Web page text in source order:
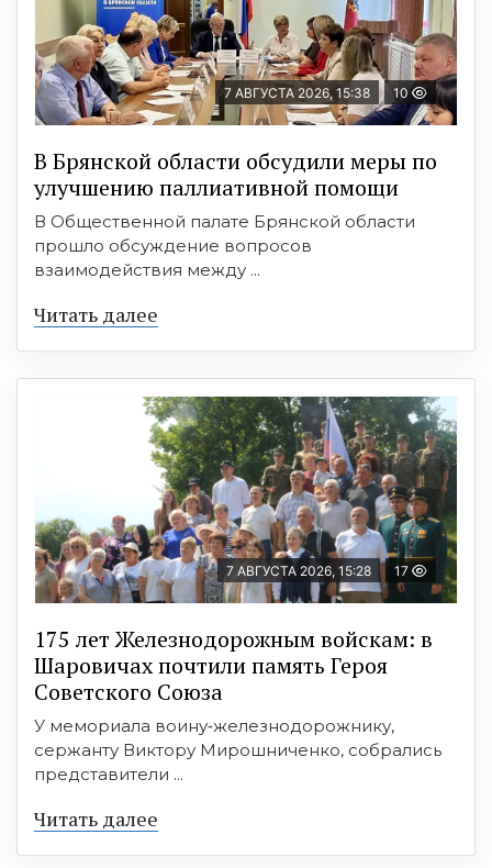
7 АВГУСТА 2026, 15:38 10
В Брянской области обсудили меры по
улучшению паллиативной помощи
В Общественной палате Брянской области
прошло обсуждение вопросов
взаимодействия между ...
Читать далее
7 АВГУСТА 2026, 15:28 17
175 лет Железнодорожным войскам: в
Шаровичах почтили память Героя
Советского Союза
У мемориала воину‑железнодорожнику,
сержанту Виктору Мирошниченко, собрались
представители ...
Читать далее